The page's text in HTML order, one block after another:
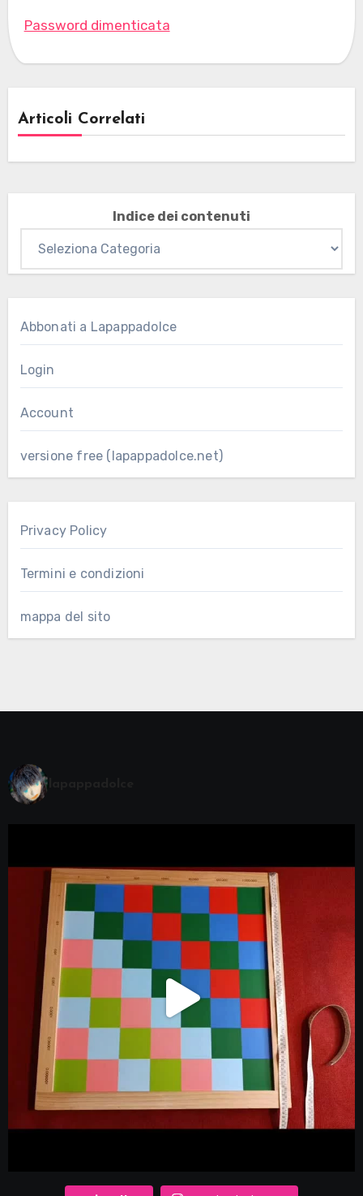
Password dimenticata
Articoli Correlati
Indice dei contenuti
Abbonati a Lapappadolce
Login
Account
versione free (lapappadolce.net)
Privacy Policy
Termini e condizioni
mappa del sito